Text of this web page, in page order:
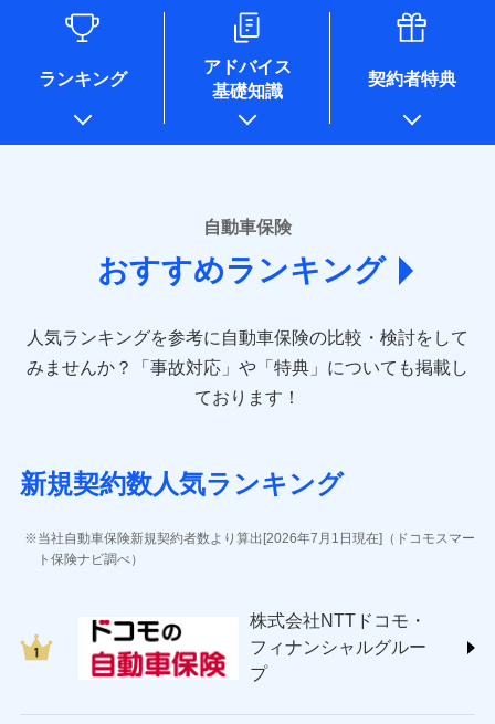
るために利用させていただくことがあります。）
各種セミナーの開催のため
コンサルティングサービスの実施のため
アンケートやキャンペーン等の実施のため
上記に係る案内・手続き・管理等付帯業務を行うため
* 当社が委託を受けている保険会社の情報は、保険会社のホ
ームページに掲載しておりますので、ご確認ください。
あいおいニッセイ同和損害保険株式会社
(https://www.aioinissaydowa.co.jp/)
アクサ損害保険株式会社 (https://www.axa-
direct.co.jp/)
sompo.co.jp/)
東京海上ダイレクト損害保険株式会社 (https://www.e-
AIG損害保険株式会社 (https://www.aig.co.jp/sonpo)
ジェイアイ傷害火災保険株式会社
ソニー損害保険株式会社
(https://www.sonysonpo.co.jp/)
ＳＯＭＰＯダイレクト損害保険株式会社
(https://www.sompo-direct.co.jp/)
チューリッヒ保険会社 (https://www.zurich.co.jp/)
ランキング
アドバイス
基礎知識
契約者特典
自動車保険
おすすめランキング
人気ランキングを参考に自動車保険の比較・検討をして
みませんか？
「事故対応」や「特典」についても掲載し
ております！
新規契約数人気ランキング
当社自動車保険新規契約者数より算出[2026年7月1日現在]（ドコモスマー
ト保険ナビ調べ）
株式会社NTTドコモ・
フィナンシャルグルー
プ